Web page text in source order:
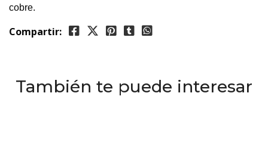
cobre.
Compartir:
También te puede interesar